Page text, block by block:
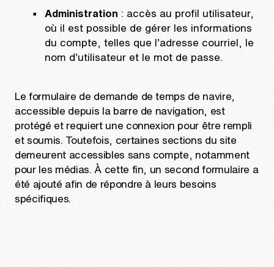
Administration : accès au profil utilisateur,
où il est possible de gérer les informations
du compte, telles que l’adresse courriel, le
nom d’utilisateur et le mot de passe.
Le formulaire de demande de temps de navire,
accessible depuis la barre de navigation, est
protégé et requiert une connexion pour être rempli
et soumis. Toutefois, certaines sections du site
demeurent accessibles sans compte, notamment
pour les médias. À cette fin, un second formulaire a
été ajouté afin de répondre à leurs besoins
spécifiques.